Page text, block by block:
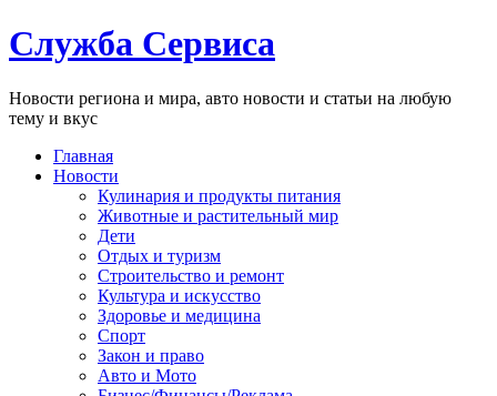
Служба Сервиса
Новости региона и мира, авто новости и статьи на любую
тему и вкус
Главная
Новости
Кулинария и продукты питания
Животные и растительный мир
Дети
Отдых и туризм
Строительство и ремонт
Культура и искусство
Здоровье и медицина
Спорт
Закон и право
Авто и Мото